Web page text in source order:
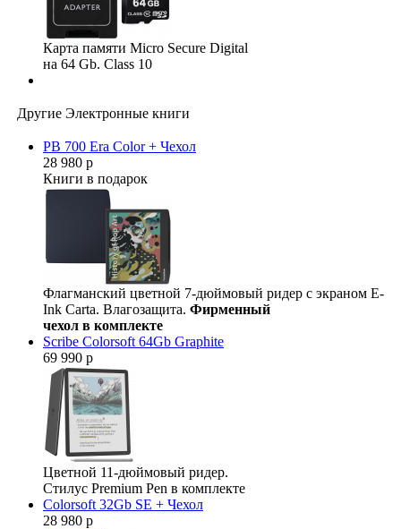
Карта памяти Micro Secure Digital
на 64 Gb. Class 10
Другие Электронные книги
PB 700 Era Color + Чехол
28 980 р
Книги в подарок
Флагманский цветной 7-дюймовый ридер с экраном E-
Ink Carta. Влагозащита. Фирменный
чехол в комплекте
Scribe Colorsoft 64Gb Graphite
69 990 р
Цветной 11-дюймовый ридер.
Стилус Premium Pen в комплекте
Colorsoft 32Gb SE + Чехол
28 980 р